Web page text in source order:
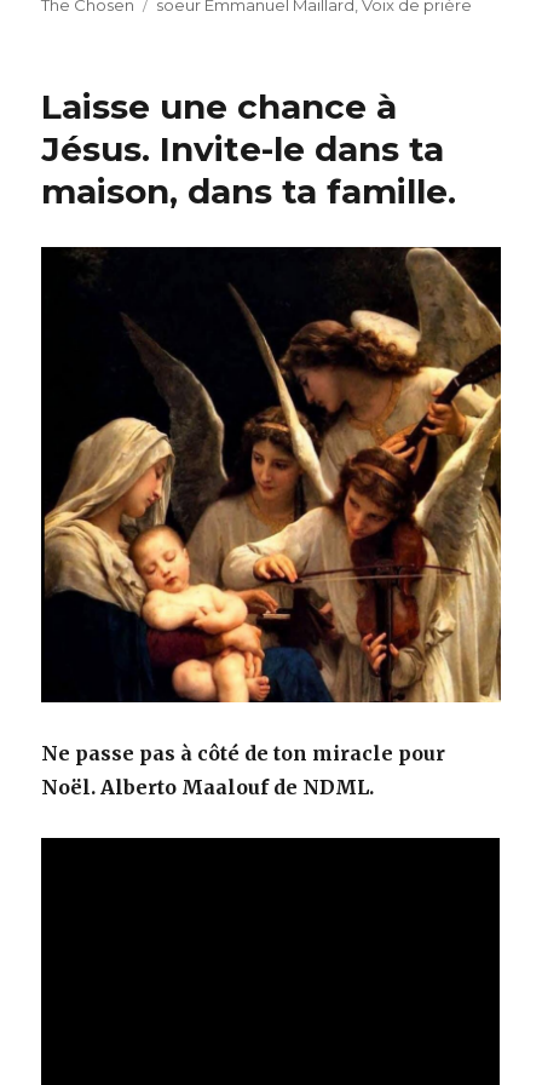
The Chosen
soeur Emmanuel Maillard ,Voix de prière
Laisse une chance à
Jésus. Invite-le dans ta
maison, dans ta famille.
Ne passe pas à côté de ton miracle pour
Noël. Alberto Maalouf de NDML.